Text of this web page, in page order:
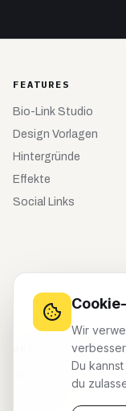
FEATURES
Bio-Link Studio
Design Vorlagen
Hintergründe
Effekte
Social Links
UNTERNEHMEN
Wir
Du
du